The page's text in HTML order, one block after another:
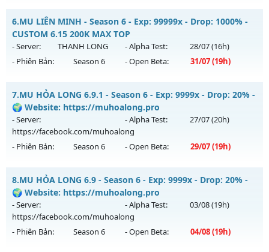
Thể loại: Mu Custom thêm đồ mới
Antihack: SPK
MU ATLANS - Reset Đổi Quà
Mu mới ra tháng 08 2026 - Mở máy chủ
vào 22h ngày 05/08/2626
Exp: 100x - Drop: 20%
Thể loại: Mu Nguyên bản Webzen
Antihack: Shark
6.MU LIÊN MINH - Season 6 - Exp: 99999x - Drop: 1000% -
CUSTOM 6.15 200K MAX TOP
- Server: THANH LONG - Alpha Test: 28/07(16h)
- Phiên Bản:
Season 6 - Open Beta: 31/07(19h)
MU LIÊN MINH - CUSTOM 6.15 200K MAX TOP
Mu mới ra tháng 07 2026 - Mở máy chủ
19h ngày 31/07/2626
Exp: 99999x - Drop: 1000%
Thể loại: Mu Custom thêm đồ mới
Antihack: BDC
7.MU HỎA LONG 6.9.1 - Season 6 - Exp: 9999x - Drop: 20% -
🌍 Website: https://muhoalong.pro
- Server:
https://facebook.com/muhoalong
- Alpha Test: 27/07(20h)
- Phiên Bản: Season 6 - Open Beta: 29/07(19h)
MU HỎA LONG 6.9.1 - 🌍 Website: https://muhoalong.pro
Mu mới ra tháng 07 2026 - Mở máy chủ
https://facebook.com/muhoalongvào 19h ngày
29/07/2626
Exp: 9999x - Drop: 20%
8.MU HỎA LONG 6.9 - Season 6 - Exp: 9999x - Drop: 20% -
🌍 Website: https://muhoalong.pro
- Server:
https://facebook.com/muhoalong
- Alpha Test: 03/08(19h)
- Phiên Bản: Season 6 - Open Beta: 04/08(19h)